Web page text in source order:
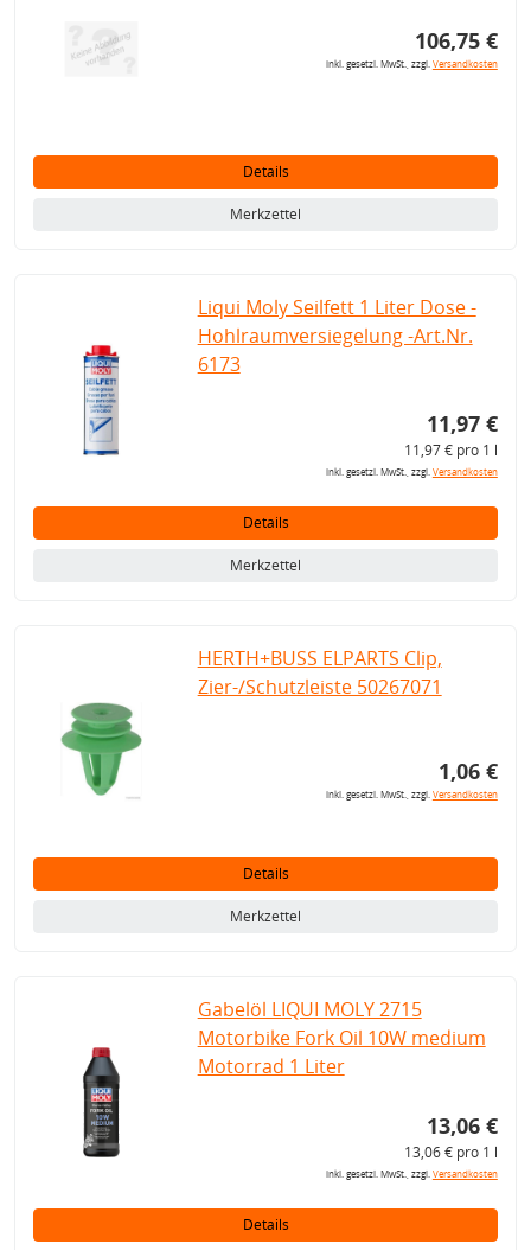
106,75 €
inkl. gesetzl. MwSt., zzgl.Versandkosten
Details
Merkzettel
Liqui Moly Seilfett 1 Liter Dose -
Hohlraumversiegelung -Art.Nr.
6173
11,97 €
11,97 € pro 1 l
inkl. gesetzl. MwSt., zzgl.Versandkosten
Details
Merkzettel
HERTH+BUSS ELPARTS Clip,
Zier-/Schutzleiste 50267071
1,06 €
inkl. gesetzl. MwSt., zzgl.Versandkosten
Details
Merkzettel
Gabelöl LIQUI MOLY 2715
Motorbike Fork Oil 10W medium
Motorrad 1 Liter
13,06 €
13,06 € pro 1 l
inkl. gesetzl. MwSt., zzgl.Versandkosten
Details